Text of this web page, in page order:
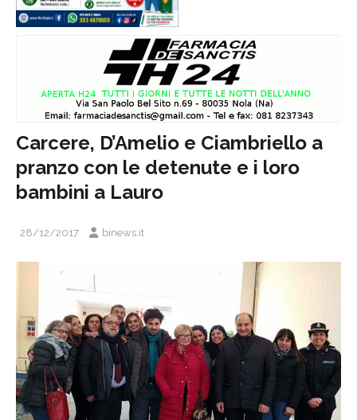
Carcere, D’Amelio e Ciambriello a
pranzo con le detenute e i loro
bambini a Lauro
28/12/2017 binews.it